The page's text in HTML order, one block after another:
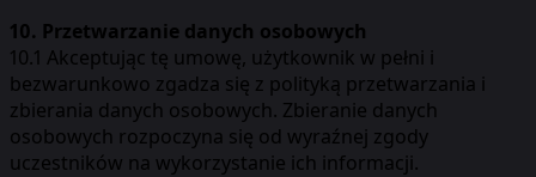
10. Przetwarzanie danych osobowych
10.1 Akceptując tę umowę, użytkownik w pełni i
bezwarunkowo zgadza się z polityką przetwarzania i
zbierania danych osobowych. Zbieranie danych
osobowych rozpoczyna się od wyraźnej zgody
uczestników na wykorzystanie ich informacji.